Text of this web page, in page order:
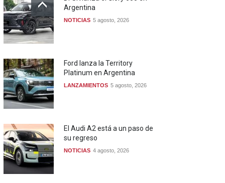
Argentina
NOTICIAS 5 agosto, 2026
Ford lanza la Territory
Platinum en Argentina
LANZAMIENTOS 5 agosto, 2026
El Audi A2 está a un paso de
su regreso
NOTICIAS 4 agosto, 2026